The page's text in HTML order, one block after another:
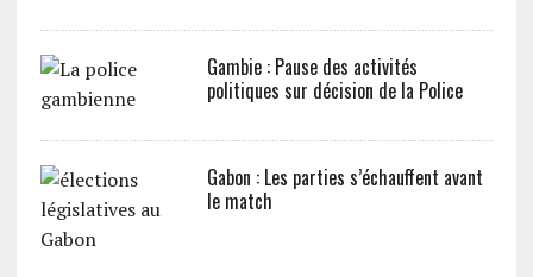
Gambie : Pause des activités
politiques sur décision de la Police
Gabon : Les parties s’échauffent avant
le match